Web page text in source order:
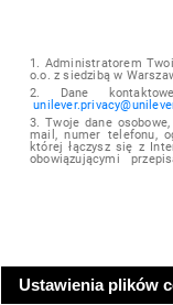
Ustawienia plików
1. Administratorem
o.o. z siedzibą w
2. Dane
3. Twoje dane
mail, numer telefonu,
której łączysz się z
obowiązującymi
Polska sp. z o.o.
sprzedażowymi oraz
a także w celu